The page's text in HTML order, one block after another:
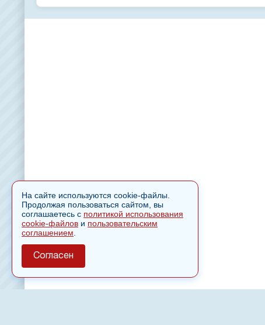
На сайте используются cookie-файлы.
Продолжая пользоваться сайтом, вы
соглашаетесь с политикой использования
cookie-файлов и пользовательским
соглашением
Согласен